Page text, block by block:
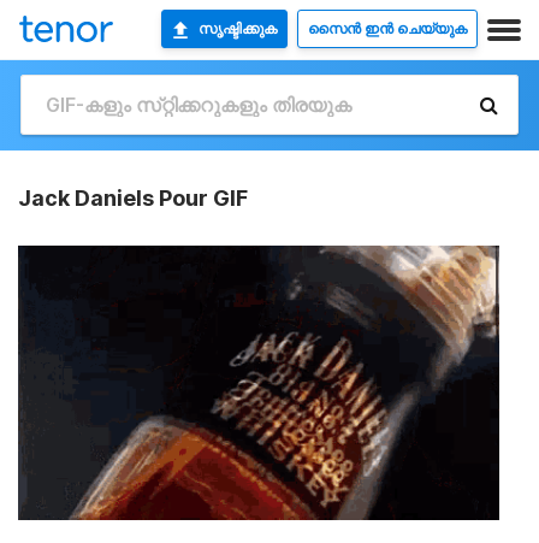
സൃഷ്ടിക്കുക സൈൻ ഇൻ ചെയ്യുക
Jack Daniels Pour GIF